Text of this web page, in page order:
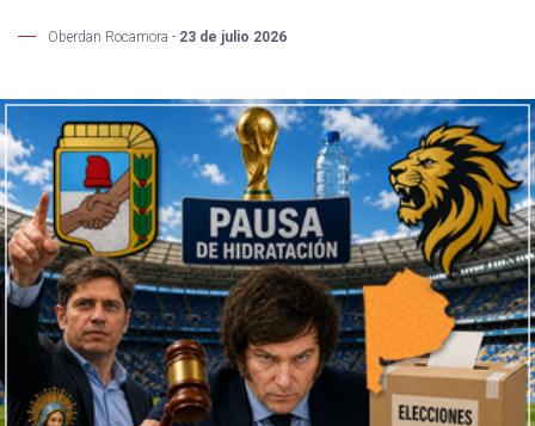
Oberdan Rocamora - 23 de julio 2026